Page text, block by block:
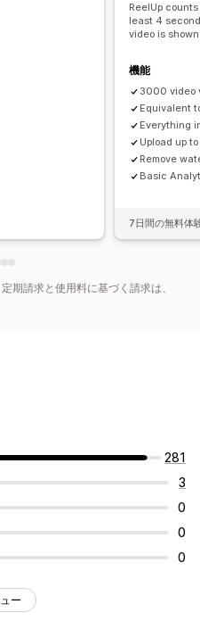
ReelUp
least 4
video is shown
機能
3000 video
Equivalent
Everything
Upload up
Remove
Basic
7日間の無料体
期請求と使用料に基づく請求は、
281
3
0
0
0
ー